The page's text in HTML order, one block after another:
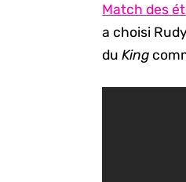
Match des
a choisi
duKing